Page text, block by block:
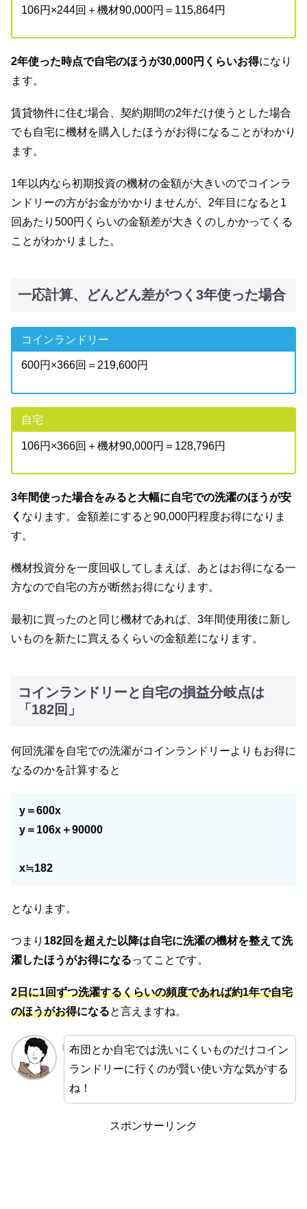
106円×244回＋機材90,000円＝115,864円
2年使った時点で自宅のほうが30,000円くらいお得になり
ます。
賃貸物件に住む場合、契約期間の2年だけ使うとした場合
でも自宅に機材を購入したほうがお得になることがわかり
ます。
1年以内なら初期投資の機材の金額が大きいのでコインラ
ンドリーの方がお金がかかりませんが、2年目になると1
回あたり500円くらいの金額差が大きくのしかかってくる
ことがわかりました。
一応計算、どんどん差がつく3年使った場合
コインランドリー
600円×366回＝219,600円
自宅
106円×366回＋機材90,000円＝128,796円
3年間使った場合をみると大幅に自宅での洗濯のほうが安
く なります。金額差にすると90,000円程度お得になりま
す。
機材投資分を一度回収してしまえば、あとはお得になる一
方なので自宅の方が断然お得になります。
最初に買ったのと同じ機材であれば、3年間使用後に新し
いものを新たに買えるくらいの金額差になります。
コインランドリーと自宅の損益分岐点は
「182回」
何回洗濯を自宅での洗濯がコインランドリーよりもお得に
なるのかを計算すると
y＝600x
y＝106x＋90000
x≒182
となります。
つまり 182回を超えた以降は自宅に洗濯の機材を整えて洗
濯したほうがお得になるってことです。
2日に1回ずつ洗濯するくらいの頻度であれば約1年で自宅
のほうがお得になると言えますね。
布団とか自宅では洗いにくいものだけコイン
ランドリーに行くのが賢い使い方な気がする
ね！
スポンサーリンク